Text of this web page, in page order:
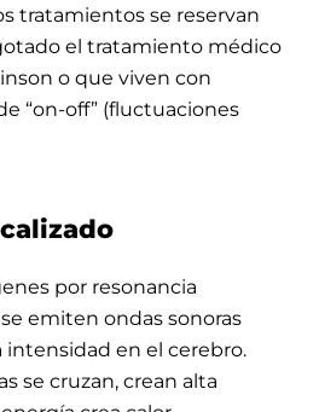
tratamientos se reservan
el tratamiento médico
o que viven con
“on-off” (fluctuaciones
por resonancia
emiten ondas sonoras
intensidad en el cerebro.
se cruzan, crean alta